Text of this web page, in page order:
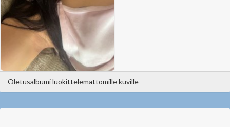
Oletusalbumi luokittelemattomille kuville